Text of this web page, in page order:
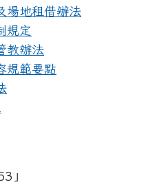
場地租借辦法
規定
教辦法
規範要點
uploads/
」